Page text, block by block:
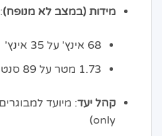
מידות (במצב לא מנופח):
68 אינץ' על 35 אינץ'
1.73 מטר על 89 סנטימטר
קהל יעד
only)